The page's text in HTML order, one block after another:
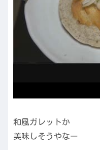
和風ガレットか
美味しそうやなー